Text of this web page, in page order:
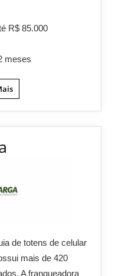
R$ 85.000
meses
de totens de celular
mais de 420
A franqueadora